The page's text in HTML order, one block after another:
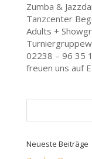
Zumba &
Tanzcenter
Adults +
02238 – 96 35
freuen uns auf
Neueste Beiträge